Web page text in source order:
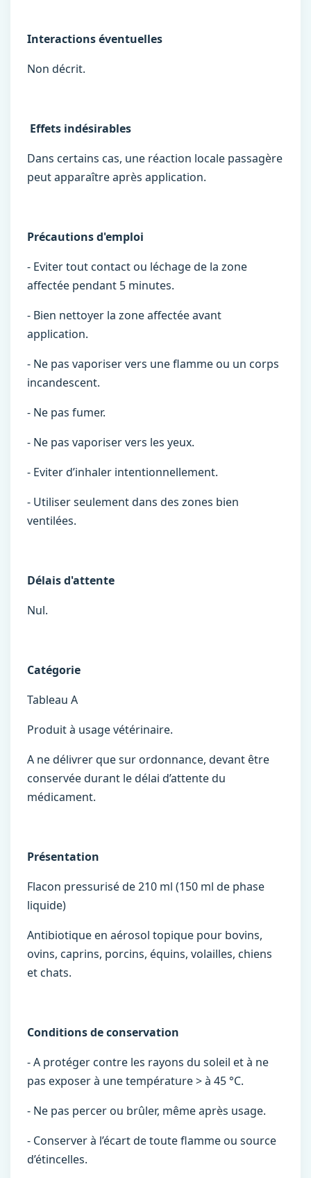
Interactions éventuelles
Non décrit.
Effets indésirables
Dans certains cas, une réaction locale passagère
peut apparaître après application.
Précautions d'emploi
- Eviter tout contact ou léchage de la zone
affectée pendant 5 minutes.
- Bien nettoyer la zone affectée avant
application.
- Ne pas vaporiser vers une flamme ou un corps
incandescent.
- Ne pas fumer.
- Ne pas vaporiser vers les yeux.
- Eviter d’inhaler intentionnellement.
- Utiliser seulement dans des zones bien
ventilées.
Délais d'attente
Nul.
Catégorie
Tableau A
Produit à usage vétérinaire.
A ne délivrer que sur ordonnance, devant être
conservée durant le délai d’attente du
médicament.
Présentation
Flacon pressurisé de 210 ml (150 ml de phase
liquide)
Antibiotique en aérosol topique pour bovins,
ovins, caprins, porcins, équins, volailles, chiens
et chats.
Conditions de conservation
- A protéger contre les rayons du soleil et à ne
pas exposer à une température > à 45 °C.
- Ne pas percer ou brûler, même après usage.
- Conserver à l’écart de toute flamme ou source
d’étincelles.